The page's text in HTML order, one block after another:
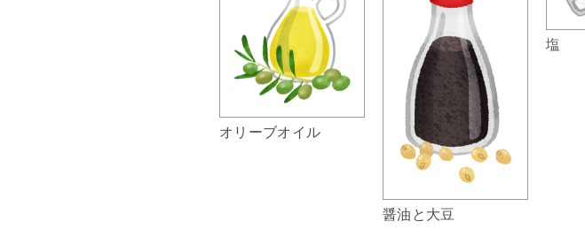
オリーブオイル
醤油と大豆
塩